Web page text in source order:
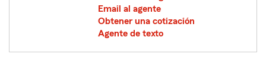
Email al agente
Obtener una cotización
Agente de texto